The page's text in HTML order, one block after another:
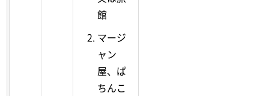
館
マージ
ャン
屋、ぱ
ちんこ